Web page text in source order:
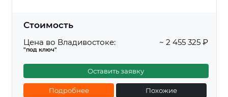
Стоимость
Цена во Владивостоке:
"под ключ"
~ 2 455 325 ₽
Оставить заявку
Подробнее Похожие